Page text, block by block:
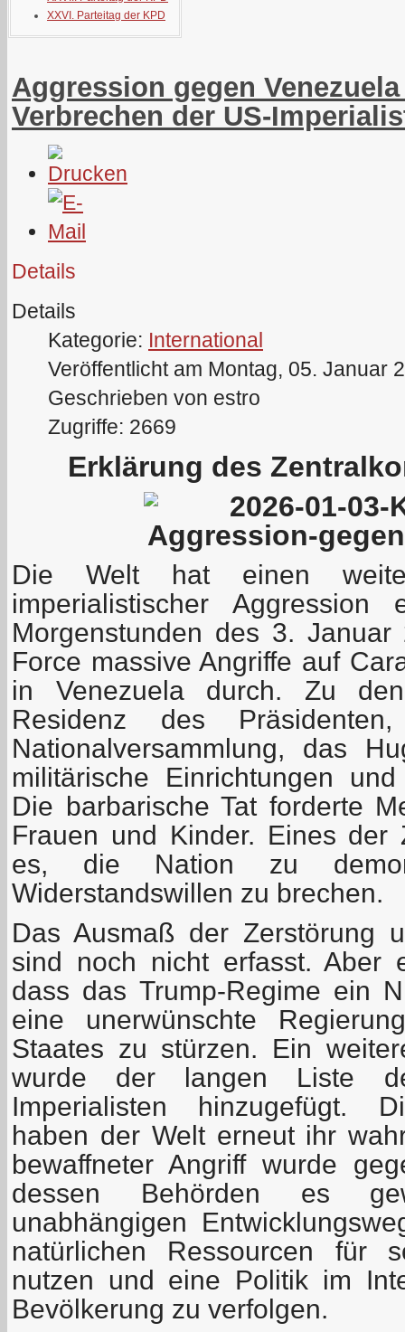
XXVI. Parteitag der KPD
Aggression gegen
Verbrechen der US-
Details
Details
Kategorie: International
Veröffentlicht am Montag, 05. Januar
Geschrieben von estro
Zugriffe: 2669
Erklärung des
Die Welt hat einen
imperialistischer
Morgenstunden des 3.
Force massive Angriffe auf
in Venezuela durch. Zu
Residenz des
Nationalversammlung, das
militärische Einrichtungen und
Die barbarische Tat forderte
Frauen und Kinder. Eines der
es, die Nation zu
Widerstandswillen zu brechen.
Das Ausmaß der Zerstörung
sind noch nicht erfasst. Aber
dass das Trump-Regime ein
eine unerwünschte
Staates zu stürzen. Ein
wurde der langen Liste
Imperialisten hinzugefügt.
haben der Welt erneut ihr
bewaffneter Angriff wurde
dessen Behörden es
unabhängigen
natürlichen Ressourcen für
nutzen und eine Politik im
Bevölkerung zu verfolgen.